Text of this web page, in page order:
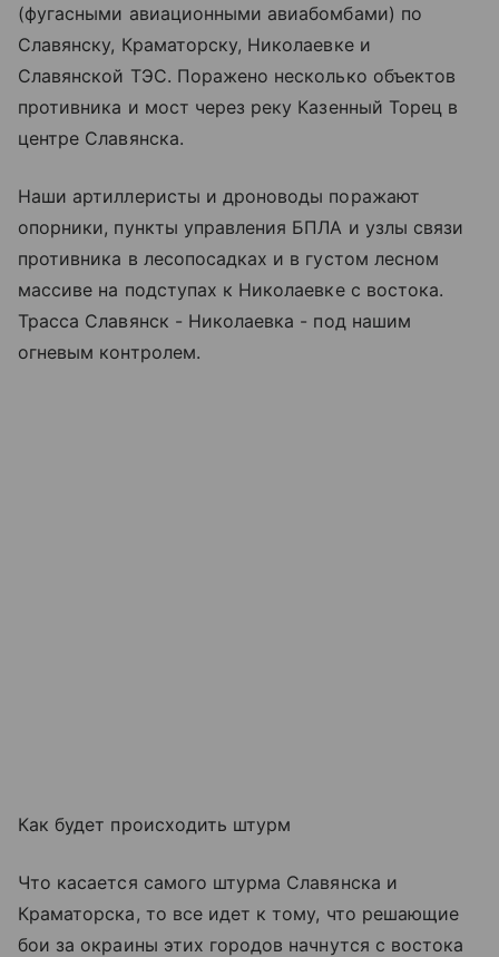
(фугасными авиационными авиабомбами) по
Славянску, Краматорску, Николаевке и
Славянской ТЭС. Поражено несколько объектов
противника и мост через реку Казенный Торец в
центре Славянска.
Наши артиллеристы и дроноводы поражают
опорники, пункты управления БПЛА и узлы связи
противника в лесопосадках и в густом лесном
массиве на подступах к Николаевке с востока.
Трасса Славянск - Николаевка - под нашим
огневым контролем.
Как будет происходить штурм
Что касается самого штурма Славянска и
Краматорска, то все идет к тому, что решающие
бои за окраины этих городов начнутся с востока